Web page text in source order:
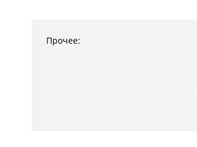
Прочее: